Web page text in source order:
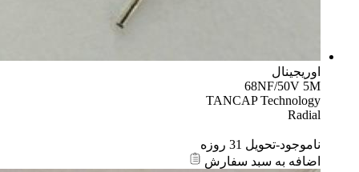
اوریجینال
68NF/50V 5M
TANCAP Technology
Radial
ناموجود-تحویل 31 روزه
اضافه به سبد سفارش